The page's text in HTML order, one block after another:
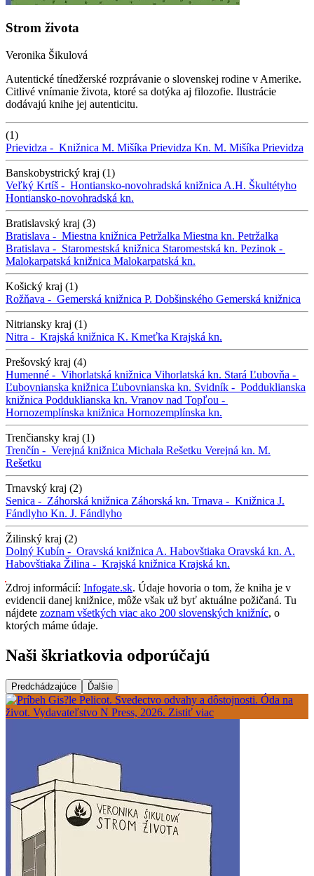
Strom života
Veronika Šikulová
Autentické tínedžerské rozprávanie o slovenskej rodine v Amerike.
Citlivé vnímanie života, ktoré sa dotýka aj filozofie. Ilustrácie
dodávajú knihe jej autenticitu.
(1)
Prievidza - Knižnica M. Mišíka Prievidza Kn. M. Mišíka Prievidza
Banskobystrický kraj (1)
Veľký Krtíš - Hontiansko-novohradská knižnica A.H. Škultétyho
Hontiansko-novohradská kn.
Bratislavský kraj (3)
Bratislava - Miestna knižnica Petržalka Miestna kn. Petržalka
Bratislava - Staromestská knižnica Staromestská kn. Pezinok -
Malokarpatská knižnica Malokarpatská kn.
Košický kraj (1)
Rožňava - Gemerská knižnica P. Dobšinského Gemerská knižnica
Nitriansky kraj (1)
Nitra - Krajská knižnica K. Kmeťka Krajská kn.
Prešovský kraj (4)
Humenné - Vihorlatská knižnica Vihorlatská kn. Stará Ľubovňa -
Ľubovnianska knižnica Ľubovnianska kn. Svidník - Podduklianska
knižnica Podduklianska kn. Vranov nad Topľou -
Hornozemplínska knižnica Hornozemplínska kn.
Trenčiansky kraj (1)
Trenčín - Verejná knižnica Michala Rešetku Verejná kn. M.
Rešetku
Trnavský kraj (2)
Senica - Záhorská knižnica Záhorská kn. Trnava - Knižnica J.
Fándlyho Kn. J. Fándlyho
Žilinský kraj (2)
Dolný Kubín - Oravská knižnica A. Habovštiaka Oravská kn. A.
Habovštiaka Žilina - Krajská knižnica Krajská kn.
Zdroj informácií: Infogate.sk. Údaje hovoria o tom, že kniha je v
evidencii danej knižnice, môže však už byť aktuálne požičaná. Tu
nájdete zoznam všetkých viac ako 200 slovenských knižníc, o
ktorých máme údaje.
Naši škriatkovia odporúčajú
Predchádzajúce Ďalšie